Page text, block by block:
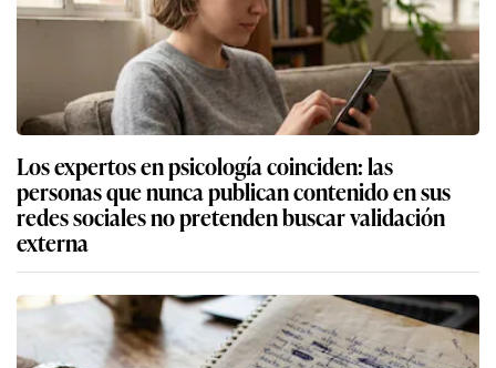
Los expertos en psicología coinciden: las
personas que nunca publican contenido en sus
redes sociales no pretenden buscar validación
externa